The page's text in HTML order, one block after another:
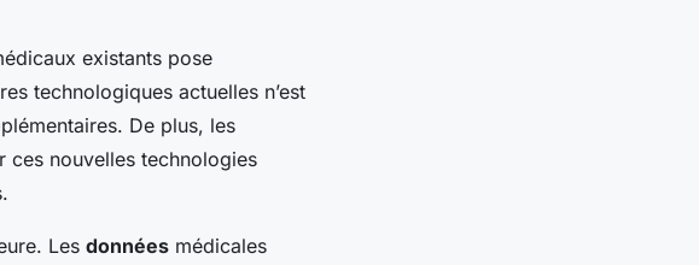
existants pose
technologiques actuelles n’est
De plus, les
ces nouvelles technologies
Les données médicales